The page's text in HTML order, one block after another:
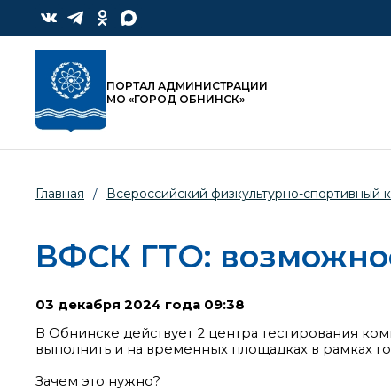
ПОРТАЛ АДМИНИСТРАЦИИ
МО «ГОРОД ОБНИНСК»
Главная / Всероссийский физкультурно-спортивный
ВФСК ГТО:
03 декабря 2024 года 09:38
В Обнинске действует 2 центра
выполнить и на временных площадках в рамках
Зачем это нужно?